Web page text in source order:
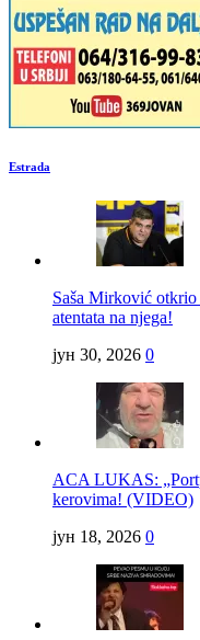
Estrada
Saša Mirković otkrio
atentata na njega!
јун 30, 2026 0
ACA LUKAS:
kerovima! (VIDEO)
јун 18, 2026 0